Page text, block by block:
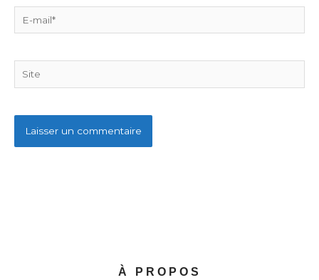
E-
mail*
Site
À PROPOS